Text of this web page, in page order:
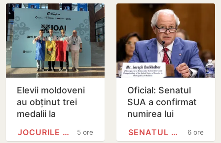
Aeroportul…
Elevii moldoveni
au obținut trei
medalii la
Internațională de
5 ore
JOCURILE OLIMPICE
Oficial: Senatul
SUA a confirmat
numirea lui
Burkhalter în
6 ore
SENATUL SUA